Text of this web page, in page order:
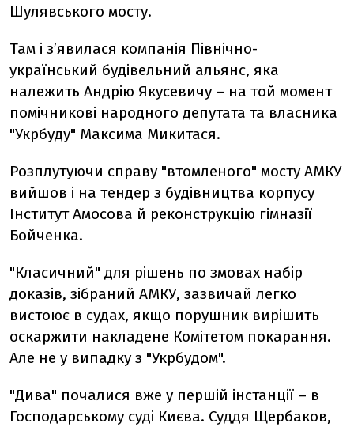
Шулявського мосту.
Там і з’явилася компанія Північно-
український будівельний альянс, яка
належить Андрію Якусевичу – на той момент
помічникові народного депутата та власника
"Укрбуду" Максима Микитася.
Розплутуючи справу "втомленого" мосту АМКУ
вийшов і на тендер з будівництва корпусу
Інститут Амосова й реконструкцію гімназії
Бойченка.
"Класичний" для рішень по змовах набір
доказів, зібраний АМКУ, зазвичай легко
вистоює в судах, якщо порушник вирішить
оскаржити накладене Комітетом покарання.
Але не у випадку з "Укрбудом".
"Дива" почалися вже у першій інстанції – в
Господарському суді Києва. Суддя Щербаков,